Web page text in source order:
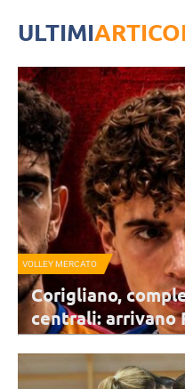
ULTIMI
VOLLEY MERCATO
Corigliano,
centrali: arrivano
Napolitano,
giovane Andrea Tanzi e con
Napolitano.